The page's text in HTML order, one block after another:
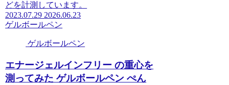
どを計測しています。
2023.07.29 2026.06.23
ゲルボールペン
ゲルボールペン
エナージェルインフリー の重心を
測ってみた ゲルボールペン ぺん